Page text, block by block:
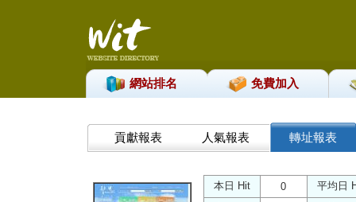
網站排名 免費加入
貢獻報表 人氣報表 轉址報表
本日 Hit 0
平均日